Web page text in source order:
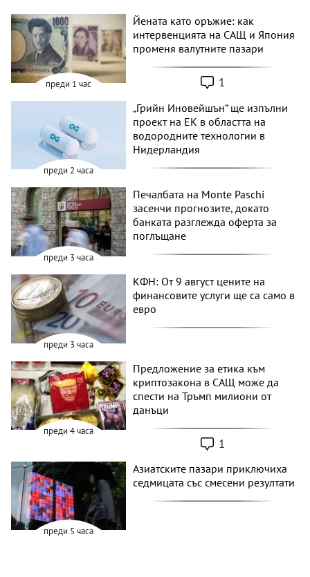
преди 1 час
Йената като оръжие: как
интервенцията на САЩ и Япония
променя валутните пазари
1
преди 2 часа
„Грийн Иновейшън“ ще изпълни
проект на ЕК в областта на
водородните технологии в
Нидерландия
преди 3 часа
Печалбата на Monte Paschi
засенчи прогнозите, докато
банката разглежда оферта за
поглъщане
преди 3 часа
КФН: От 9 август цените на
финансовите услуги ще са само в
евро
преди 4 часа
Предложение за етика към
криптозакона в САЩ може да
спести на Тръмп милиони от
данъци
1
преди 5 часа
Азиатските пазари приключиха
седмицата със смесени резултати